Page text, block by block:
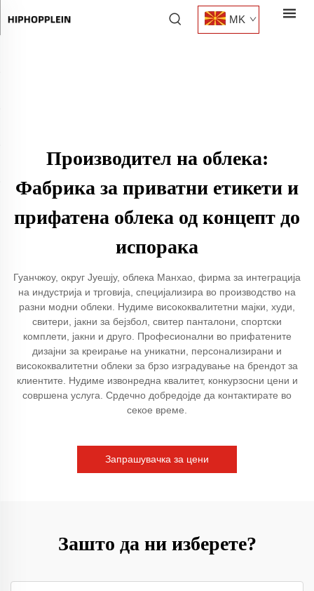
MK
Производител на облека:
Фабрика за приватни етикети и
прифатена облека од концепт до
испорака
Гуанчжоу, округ Јуешју, облека Манхао, фирма за интеграција
на индустрија и трговија, специјализира во производство на
разни модни облеки. Нудиме висококвалитетни мајки, худи,
свитери, јакни за бејзбол, свитер панталони, спортски
комплети, јакни и друго. Професионални во прифатените
дизајни за креирање на уникатни, персонализирани и
висококвалитетни облеки за брзо изградување на брендот за
клиентите. Нудиме извонредна квалитет, конкурзосни цени и
совршена услуга. Срдечно добредојде да контактирате во
секое време.
Запрашувачка за цени
Зашто да ни изберете?